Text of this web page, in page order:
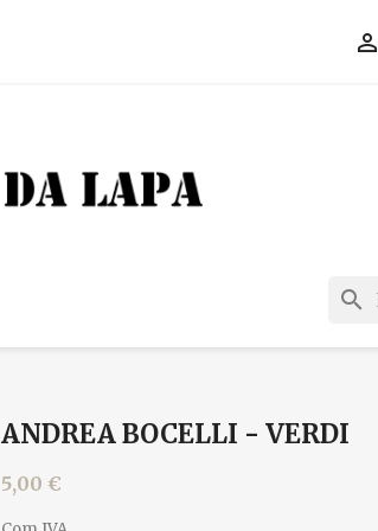

search
ANDREA BOCELLI - VERDI
5,00 €